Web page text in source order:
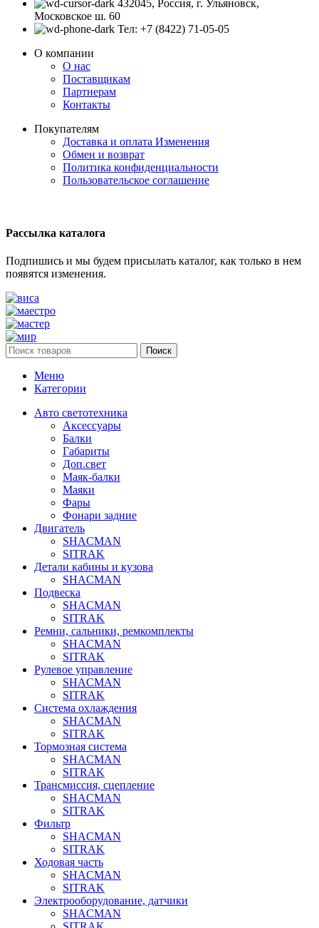
432045, Россия, г. Ульяновск,
Московское ш. 60
Тел: +7 (8422) 71-05-05
О компании
О нас
Поставщикам
Партнерам
Контакты
Покупателям
Доставка и оплата Изменения
Обмен и возврат
Политика конфиденциальности
Пользовательское соглашение
Рассылка каталога
Подпишись и мы будем присылать каталог, как только в нем
появятся изменения.
Поиск
Меню
Категории
Авто светотехника
Аксессуары
Балки
Габариты
Доп.свет
Маяк-балки
Маяки
Фары
Фонари задние
Двигатель
SHACMAN
SITRAK
Детали кабины и кузова
SHACMAN
Подвеска
SHACMAN
SITRAK
Ремни, сальники, ремкомплекты
SHACMAN
SITRAK
Рулевое управление
SHACMAN
SITRAK
Система охлаждения
SHACMAN
SITRAK
Тормозная система
SHACMAN
SITRAK
Трансмиссия, сцепление
SHACMAN
SITRAK
Фильтр
SHACMAN
SITRAK
Ходовая часть
SHACMAN
SITRAK
Электрооборудование, датчики
SHACMAN